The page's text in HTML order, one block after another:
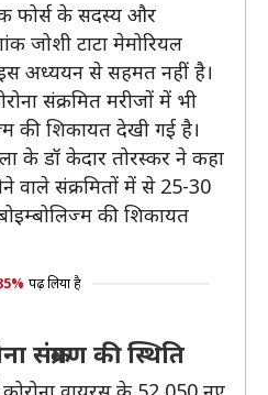
फोर्स के सदस्य और
जोशी टाटा मेमोरियल
अध्ययन से सहमत नहीं है।
संक्रमित मरीजों में भी
की शिकायत देखी गई है।
के डॉ केदार तोरस्कर ने कहा
वाले संक्रमितों में से 25-30
की शिकायत
पढ़ लिया है
संक्रमण की स्थिति